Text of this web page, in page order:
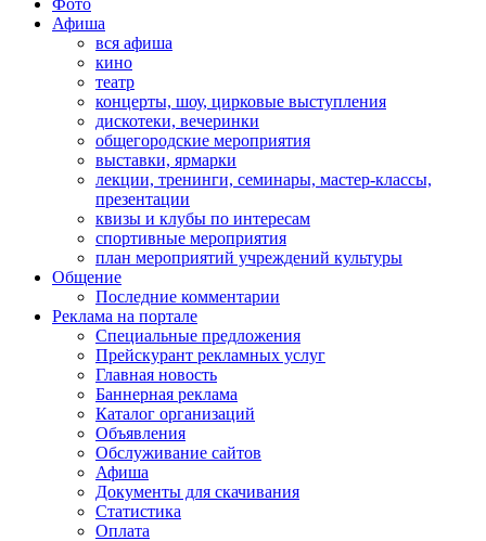
Фото
Афиша
вся афиша
кино
театр
концерты, шоу, цирковые выступления
дискотеки, вечеринки
общегородские мероприятия
выставки, ярмарки
лекции, тренинги, семинары, мастер-классы,
презентации
квизы и клубы по интересам
спортивные мероприятия
план мероприятий учреждений культуры
Общение
Последние комментарии
Реклама на портале
Специальные предложения
Прейскурант рекламных услуг
Главная новость
Баннерная реклама
Каталог организаций
Объявления
Обслуживание сайтов
Афиша
Документы для скачивания
Статистика
Оплата